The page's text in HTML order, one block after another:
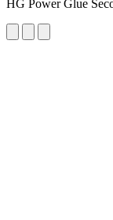
HG Power Glue